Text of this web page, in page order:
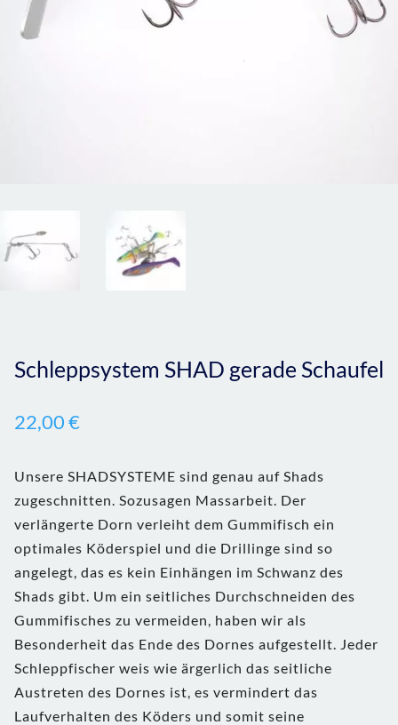
Schleppsystem SHAD gerade Schaufel
22,00€
Unsere SHADSYSTEME sind genau auf Shads
zugeschnitten. Sozusagen Massarbeit. Der
verlängerte Dorn verleiht dem Gummifisch ein
optimales Köderspiel und die Drillinge sind so
angelegt, das es kein Einhängen im Schwanz des
Shads gibt. Um ein seitliches Durchschneiden des
Gummifisches zu vermeiden, haben wir als
Besonderheit das Ende des Dornes aufgestellt. Jeder
Schleppfischer weis wie ärgerlich das seitliche
Austreten des Dornes ist, es vermindert das
Laufverhalten des Köders und somit seine